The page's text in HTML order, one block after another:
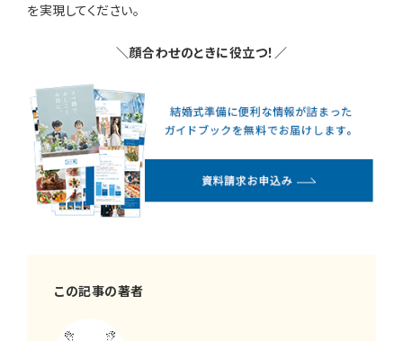
を実現してください。
＼顔合わせのときに役立つ！ ／
この記事の著者